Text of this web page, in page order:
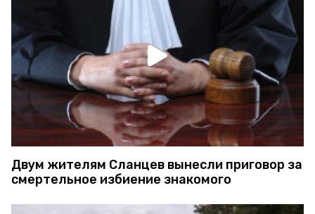
Двум жителям Сланцев вынесли приговор за
смертельное избиение знакомого